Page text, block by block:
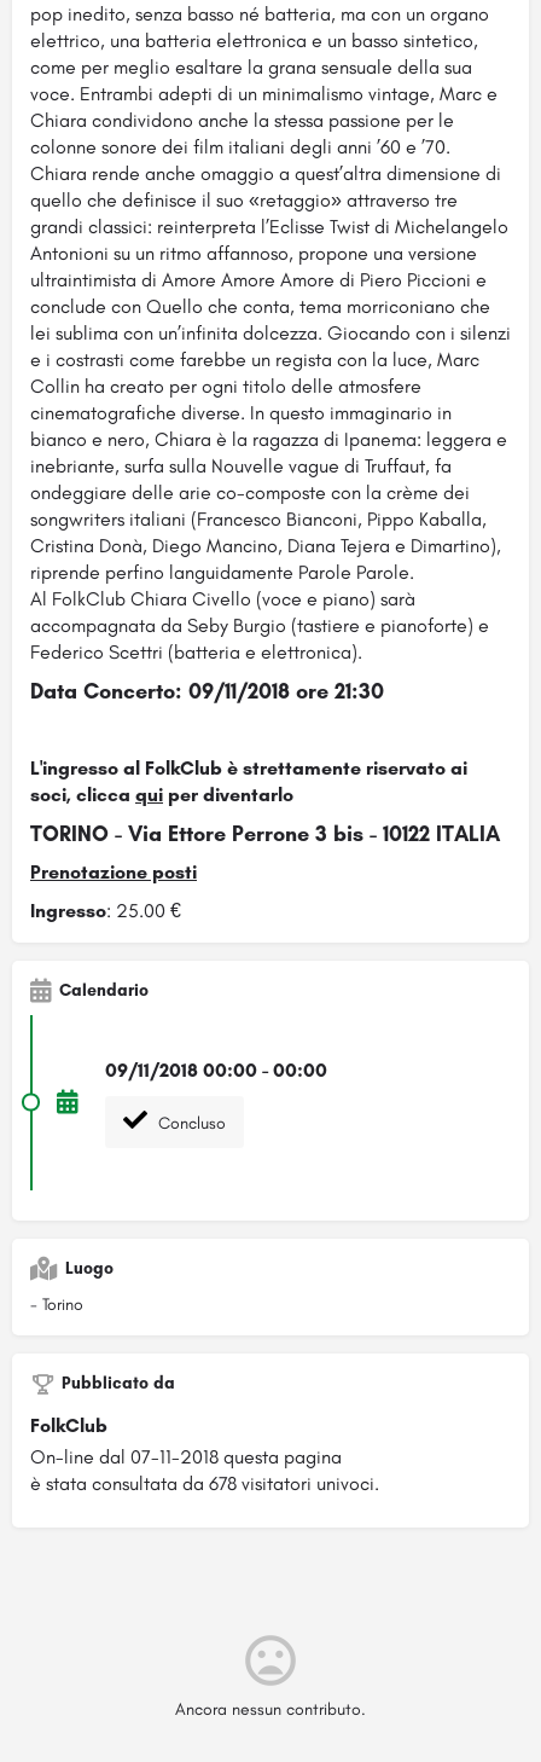
pop inedito, senza basso né batteria, ma con un organo
elettrico, una batteria elettronica e un basso sintetico,
come per meglio esaltare la grana sensuale della sua
voce. Entrambi adepti di un minimalismo vintage, Marc e
Chiara condividono anche la stessa passione per le
colonne sonore dei film italiani degli anni ’60 e ’70.
Chiara rende anche omaggio a quest’altra dimensione di
quello che definisce il suo «retaggio» attraverso tre
grandi classici: reinterpreta l’Eclisse Twist di Michelangelo
Antonioni su un ritmo affannoso, propone una versione
ultraintimista di Amore Amore Amore di Piero Piccioni e
conclude con Quello che conta, tema morriconiano che
lei sublima con un’infinita dolcezza. Giocando con i silenzi
e i costrasti come farebbe un regista con la luce, Marc
Collin ha creato per ogni titolo delle atmosfere
cinematografiche diverse. In questo immaginario in
bianco e nero, Chiara è la ragazza di Ipanema: leggera e
inebriante, surfa sulla Nouvelle vague di Truffaut, fa
ondeggiare delle arie co-composte con la crème dei
songwriters italiani (Francesco Bianconi, Pippo Kaballa,
Cristina Donà, Diego Mancino, Diana Tejera e Dimartino),
riprende perfino languidamente Parole Parole.
Al FolkClub Chiara Civello (voce e piano) sarà
accompagnata da Seby Burgio (tastiere e pianoforte) e
Federico Scettri (batteria e elettronica).
Data Concerto: 09/11/2018 ore 21:30
L'ingresso al FolkClub è strettamente riservato ai
soci, clicca qui per diventarlo
TORINO - Via Ettore Perrone 3 bis - 10122 ITALIA
Prenotazione posti
Ingresso: 25.00 €
Calendario
09/11/2018 00:00 - 00:00
Concluso
Luogo
- Torino
Pubblicato da
FolkClub
On-line dal 07-11-2018 questa pagina
è stata consultata da 678 visitatori univoci.
Ancora nessun contributo.